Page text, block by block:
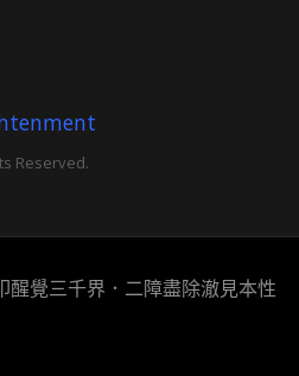
Reserved.
醒覺三千界．二障盡除澈見本性